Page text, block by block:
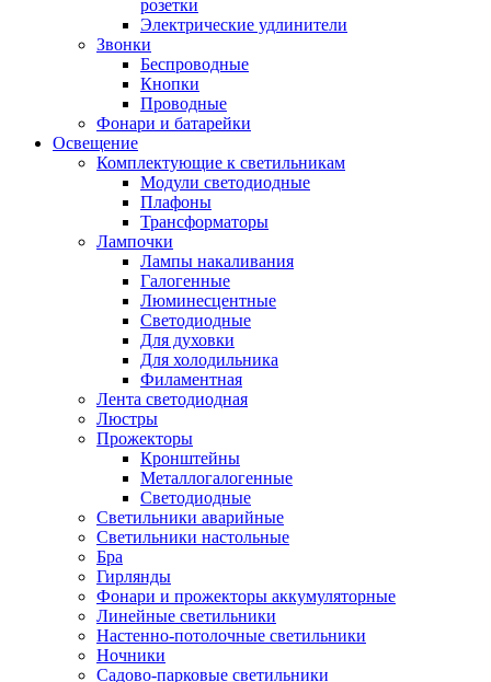
розетки
Электрические удлинители
Звонки
Беспроводные
Кнопки
Проводные
Фонари и батарейки
Освещение
Комплектующие к светильникам
Модули светодиодные
Плафоны
Трансформаторы
Лампочки
Лампы накаливания
Галогенные
Люминесцентные
Светодиодные
Для духовки
Для холодильника
Филаментная
Лента светодиодная
Люстры
Прожекторы
Кронштейны
Металлогалогенные
Светодиодные
Светильники аварийные
Светильники настольные
Бра
Гирлянды
Фонари и прожекторы аккумуляторные
Линейные светильники
Настенно-потолочные светильники
Ночники
Садово-парковые светильники